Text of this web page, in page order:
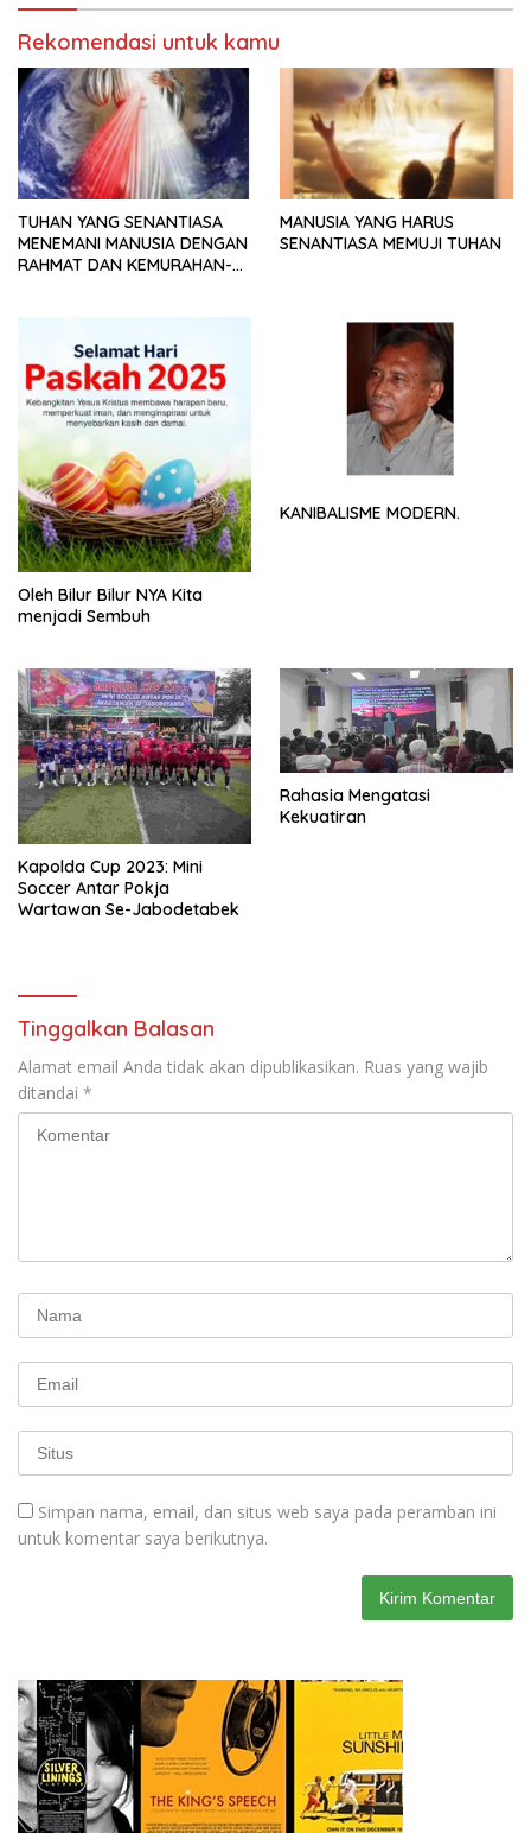
Rekomendasi untuk kamu
TUHAN YANG SENANTIASA
MENEMANI MANUSIA DENGAN
RAHMAT DAN KEMURAHAN-
MANUSIA YANG HARUS
SENANTIASA MEMUJI TUHAN
Oleh Bilur Bilur NYA Kita
menjadi Sembuh
KANIBALISME MODERN.
Kapolda Cup 2023: Mini
Soccer Antar Pokja
Wartawan Se-Jabodetabek
Rahasia Mengatasi
Kekuatiran
Tinggalkan Balasan
Alamat email Anda tidak akan dipublikasikan. Ruas yang wajib
ditandai *
Simpan nama, email, dan situs web saya pada peramban ini
untuk komentar saya berikutnya.